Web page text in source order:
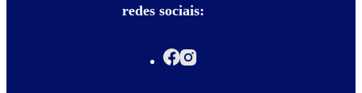
redes sociais: